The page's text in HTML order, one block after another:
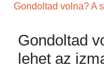
Gondoltad volna? A
Gondoltad
lehet az